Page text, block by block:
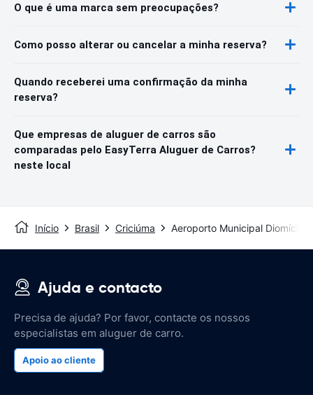
O que é uma marca sem preocupações?
Como posso alterar ou cancelar a minha reserva?
Quando receberei uma confirmação da minha
reserva?
Que empresas de aluguer de carros são
comparadas pelo EasyTerra Aluguer de Carros?
neste local
Início Brasil Criciúma Aeroporto Municipal Diomício
Ajuda e contacto
Precisa de ajuda? Por favor, contacte os nossos
especialistas em aluguer de carro.
Apoio ao cliente